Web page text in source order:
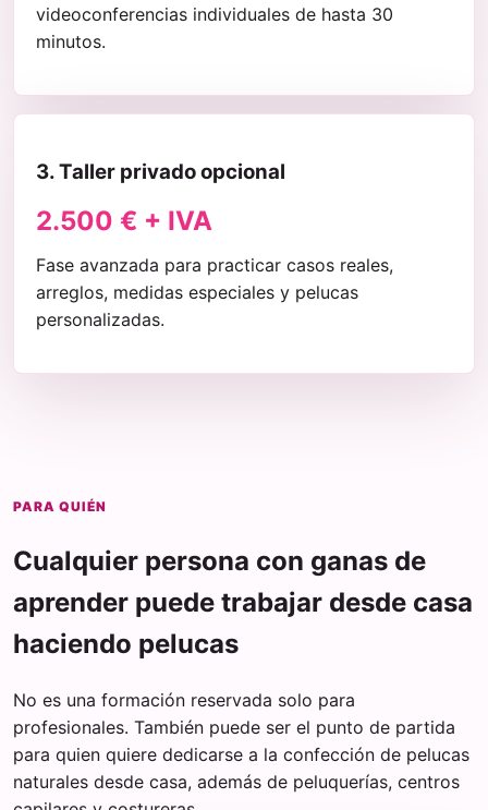
videoconferencias individuales de hasta 30
minutos.
3. Taller privado opcional
2.500 € + IVA
Fase avanzada para practicar casos reales,
arreglos, medidas especiales y pelucas
personalizadas.
PARA QUIÉN
Cualquier persona con ganas de
aprender puede trabajar desde casa
haciendo pelucas
No es una formación reservada solo para
profesionales. También puede ser el punto de partida
para quien quiere dedicarse a la confección de pelucas
naturales desde casa, además de peluquerías, centros